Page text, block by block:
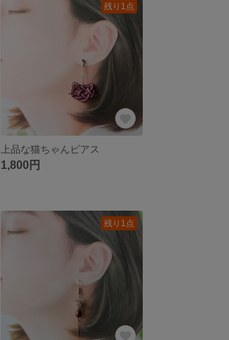
残り1点
上品な猫ちゃんピアス
1,800円
残り1点